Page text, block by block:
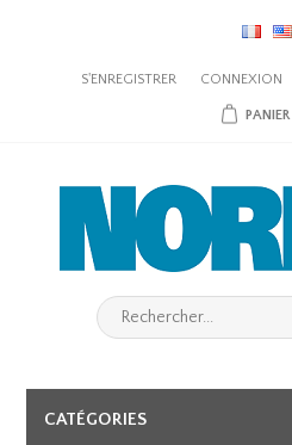
S'ENREGISTRER CONNEXION
PANIER
CATÉGORIES